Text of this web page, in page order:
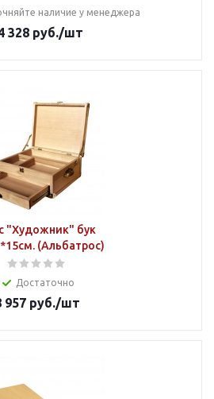
наличие у менеджера
328 руб./шт
"Художник" бук
(Альбатрос)
Достаточно
957руб./шт